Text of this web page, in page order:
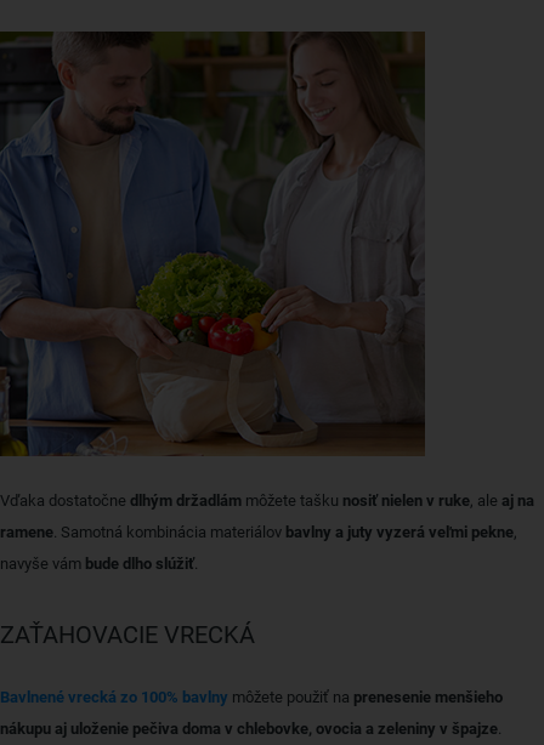
Vďaka dostatočne dlhým držadlám môžete tašku nosiť nielen v ruke , ale aj na
ramene . Samotná kombinácia materiálov bavlny a juty vyzerá veľmi pekne
navyše vám bude dlho slúžiť
ZAŤAHOVACIE VRECKÁ
Bavlnené vrecká zo 100% bavlny môžete použiť na prenesenie menšieho
nákupu aj uloženie pečiva doma v chlebovke, ovocia a zeleniny v špajze